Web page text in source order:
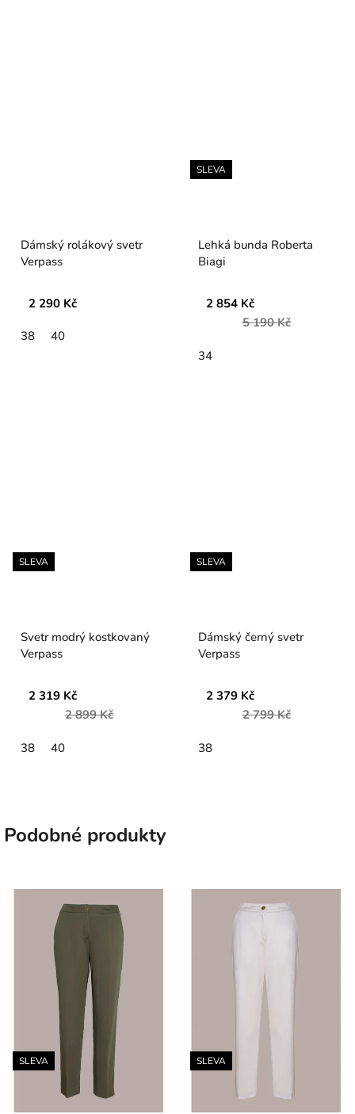
Dámský rolákový svetr
Verpass
2 290 Kč
38 40
SLEVA
Lehká bunda Roberta
Biagi
2 854 Kč
5 190 Kč
34
SLEVA
Svetr modrý kostkovaný
Verpass
2 319 Kč
2 899 Kč
38 40
SLEVA
Dámský černý svetr
Verpass
2 379 Kč
2 799 Kč
38
Podobné produkty
SLEVA SLEVA